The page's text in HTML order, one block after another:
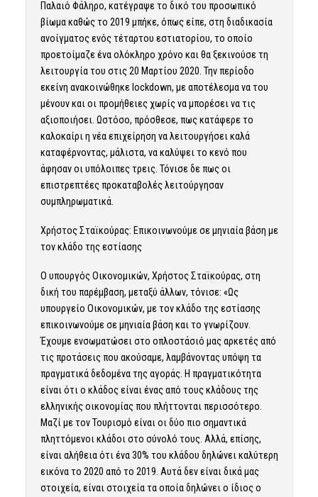
Παλαιό Φάληρο, κατέγραψε το δικό του προσωπικό
βίωμα καθώς το 2019 μπήκε, όπως είπε, στη διαδικασία
ανοίγματος ενός τέταρτου εστιατορίου, το οποίο
προετοίμαζε ένα ολόκληρο χρόνο και θα ξεκινούσε τη
λειτουργία του στις 20 Μαρτίου 2020. Την περίοδο
εκείνη ανακοινώθηκε lockdown, με αποτέλεσμα να του
μένουν και οι προμήθειες χωρίς να μπορέσει να τις
αξιοποιήσει. Ωστόσο, πρόσθεσε, πως κατάφερε το
καλοκαίρι η νέα επιχείρηση να λειτουργήσει καλά
καταφέρνοντας, μάλιστα, να καλύψει το κενό που
άφησαν οι υπόλοιπες τρεις. Τόνισε δε πως οι
επιστρεπτέες προκαταβολές λειτούργησαν
συμπληρωματικά.
Χρήστος Σταϊκούρας: Επικοινωνούμε σε μηνιαία βάση με
τον κλάδο της εστίασης
Ο υπουργός Οικονομικών, Χρήστος Σταϊκούρας, στη
δική του παρέμβαση, μεταξύ άλλων, τόνισε: «Ως
υπουργείο Οικονομικών, με τον κλάδο της εστίασης
επικοινωνούμε σε μηνιαία βάση και το γνωρίζουν.
Έχουμε ενσωματώσει στο οπλοστάσιό μας αρκετές από
τις προτάσεις που ακούσαμε, λαμβάνοντας υπόψη τα
πραγματικά δεδομένα της αγοράς. Η πραγματικότητα
είναι ότι ο κλάδος είναι ένας από τους κλάδους της
ελληνικής οικονομίας που πλήττονται περισσότερο.
Μαζί με τον Τουρισμό είναι οι δύο πιο σημαντικά
πληττόμενοι κλάδοι στο σύνολό τους. Αλλά, επίσης,
είναι αλήθεια ότι ένα 30% του κλάδου δηλώνει καλύτερη
εικόνα το 2020 από το 2019. Αυτά δεν είναι δικά μας
στοιχεία, είναι στοιχεία τα οποία δηλώνει ο ίδιος ο